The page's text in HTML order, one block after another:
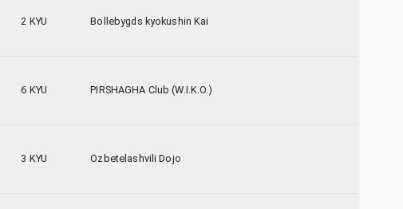
2 KYU Bollebygds kyokushin Kai
6 KYU PIRSHAGHA Club (W.I.K.O.)
3 KYU Ozbetelashvili Dojo